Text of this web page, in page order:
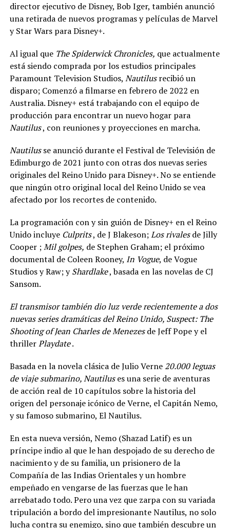
director ejecutivo de Disney, Bob Iger, también anunció
una retirada de nuevos programas y películas de Marvel
y Star Wars para Disney+.
Al igual que The Spiderwick Chronicles, que actualmente
está siendo comprada por los estudios principales
Paramount Television Studios, Nautilusrecibió un
disparo; Comenzó a filmarse en febrero de 2022 en
Australia. Disney+ está trabajando con el equipo de
producción para encontrar un nuevo hogar para
Nautilus, con reuniones y proyecciones en marcha.
Nautilusse anunció durante el Festival de Televisión de
Edimburgo de 2021 junto con otras dos nuevas series
originales del Reino Unido para Disney+. No se entiende
que ningún otro original local del Reino Unido se vea
afectado por los recortes de contenido.
La programación con y sin guión de Disney+ en el Reino
Unido incluye Culprits, de J Blakeson;Los rivalesde Jilly
Cooper ;Mil golpes, de Stephen Graham; el próximo
documental de Coleen Rooney, In Vogue, de Vogue
Studios y Raw; yShardlake, basada en las novelas de CJ
Sansom.
El transmisor también dio luz verde recientemente a dos
nuevas series dramáticas del Reino Unido, Suspect: The
Shooting of Jean Charles de Menezesde Jeff Pope y el
thrillerPlaydate.
Basada en la novela clásica de Julio Verne 20.000 leguas
de viaje submarino, Nautiluses una serie de aventuras
de acción real de 10 capítulos sobre la historia del
origen del personaje icónico de Verne, el Capitán Nemo,
y su famoso submarino, El Nautilus.
En esta nueva versión, Nemo (Shazad Latif) es un
príncipe indio al que le han despojado de su derecho de
nacimiento y de su familia, un prisionero de la
Compañía de las Indias Orientales y un hombre
empeñado en vengarse de las fuerzas que le han
arrebatado todo. Pero una vez que zarpa con su variada
tripulación a bordo del impresionante Nautilus, no solo
lucha contra su enemigo, sino que también descubre un